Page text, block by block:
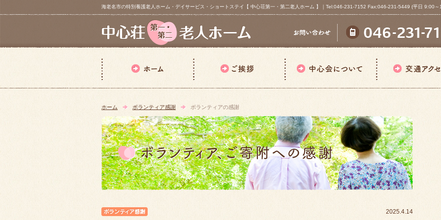
海老名市の特別養護老人ホーム・デイサービス・ショートステイ【 中心荘第一・第二老人ホーム 】｜Tel:046-231-7152 Fax:046-231-5449 (平日 9:00
ホーム ボランティア感謝 ボランティアの感謝
2025.4.14